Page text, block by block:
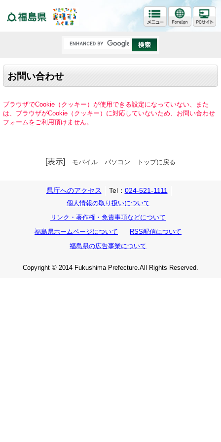
お問い合わせ
ブラウザでCookie（クッキー）が使用できる設定になっていない、また
は、ブラウザがCookie（クッキー）に対応していないため、お問い合わせ
フォームをご利用頂けません。
[表示] モバイル パソコン トップに戻る
県庁へのアクセス Tel： 024-521-1111
個人情報の取り扱いについて
リンク・著作権・免責事項などについて
福島県ホームページについて
RSS配信について
福島県の広告事業について
Copyright © 2014 Fukushima Prefecture.All Rights Reserved.